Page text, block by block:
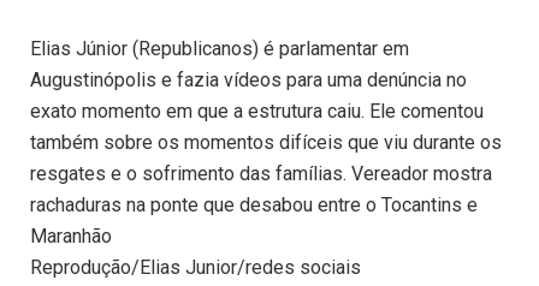
Elias Júnior (Republicanos) é parlamentar em
Augustinópolis e fazia vídeos para uma denúncia no
exato momento em que a estrutura caiu. Ele comentou
também sobre os momentos difíceis que viu durante os
resgates e o sofrimento das famílias. Vereador mostra
rachaduras na ponte que desabou entre o Tocantins e
Maranhão
Reprodução/Elias Junior/redes sociais